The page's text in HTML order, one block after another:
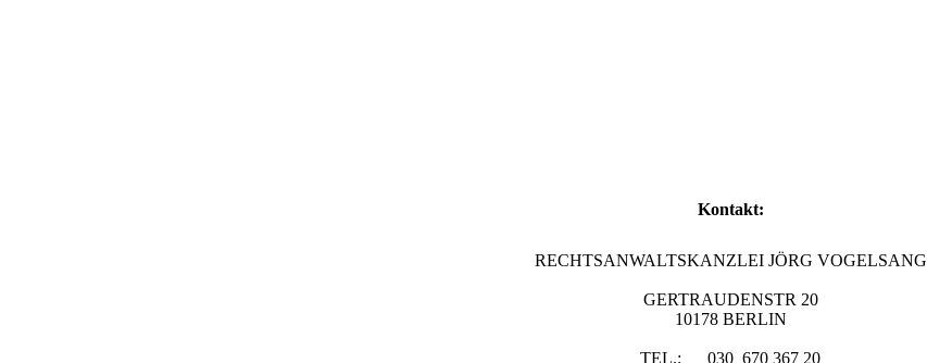
Kontakt:
RECHTSANWALTSKANZLEI JÖRG VOGELSANG
GERTRAUDENSTR 20
10178 BERLIN
TEL.: 030 670 367 20